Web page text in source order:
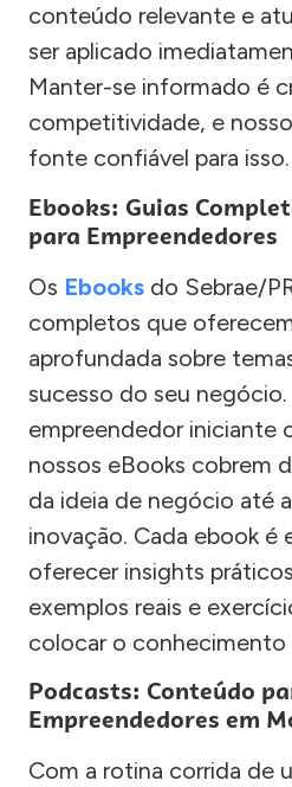
conteúdo relevante e
ser aplicado
Manter-se informado é
competitividade, e
fonte confiável para isso.
Ebooks: Guias
para Empreendedores
Os Ebooks do Sebrae/
completos que
aprofundada sobre
sucesso do seu
empreendedor iniciante
nossos eBooks cobrem
da ideia de negócio até
inovação. Cada ebook é
oferecer insights
exemplos reais e
colocar o conhecimento
Podcasts: Conteúdo
Empreendedores em
Com a rotina corrida de